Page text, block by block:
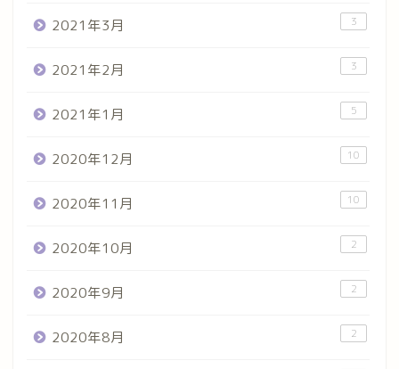
2021年3月 3
2021年2月 3
2021年1月 5
2020年12月 10
2020年11月 10
2020年10月 2
2020年9月 2
2020年8月 2